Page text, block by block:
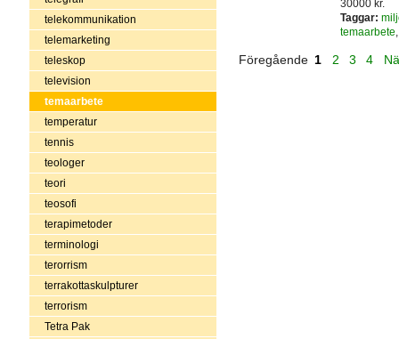
telekommunikation
telemarketing
teleskop
television
temaarbete
temperatur
tennis
teologer
teori
teosofi
terapimetoder
terminologi
terorrism
terrakottaskulpturer
terrorism
Tetra Pak
30000 kr.
Taggar:
temaarbete
Föregående 1 2 3 4